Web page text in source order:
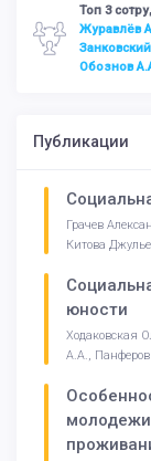
Топ 3
Журавлёв
Обознов
Публикации
Грачев
Китова
юности
Ходаковская
А.А.,